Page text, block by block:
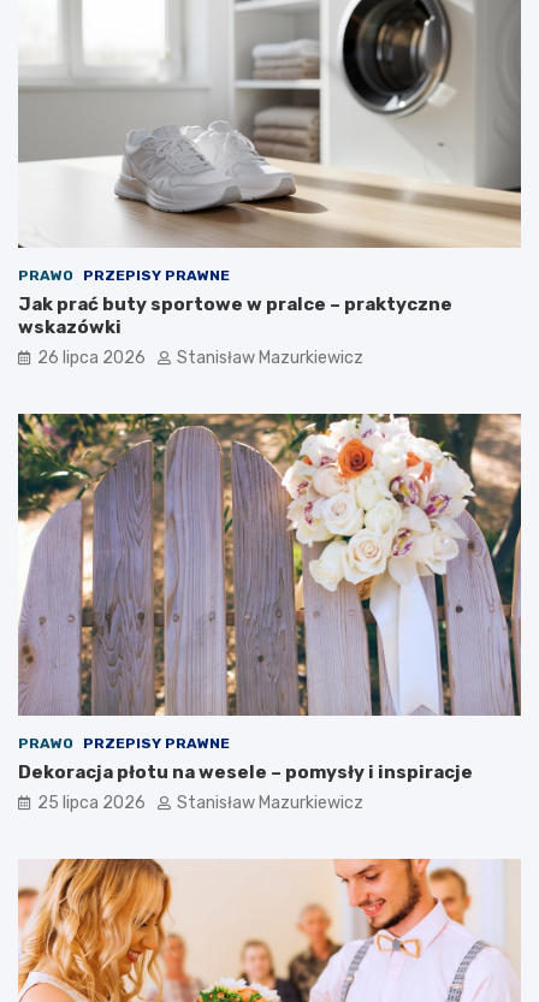
PRAWO PRZEPISY PRAWNE
Jak prać buty sportowe w pralce – praktyczne
wskazówki
26 lipca 2026 Stanisław Mazurkiewicz
PRAWO PRZEPISY PRAWNE
Dekoracja płotu na wesele – pomysły i inspiracje
25 lipca 2026 Stanisław Mazurkiewicz